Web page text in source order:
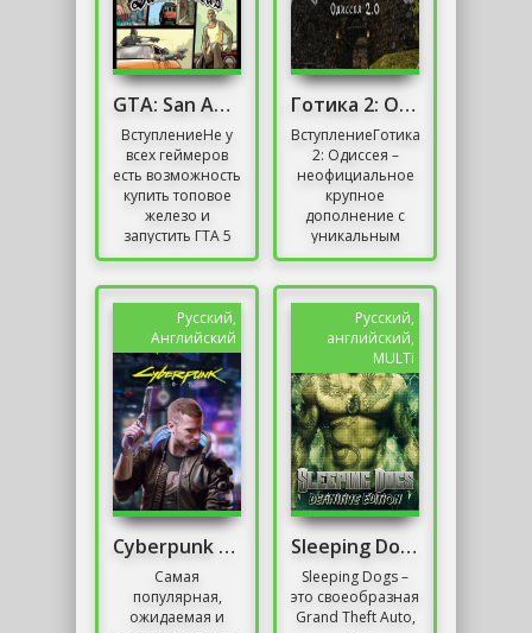
GTA: San Andreas "Красивый ENB для слабых PC"
ВступлениеНе у
всех геймеров
есть возможность
купить топовое
железо и
запустить ГТА 5
на высоких
решили прогнуть
систему под...
Готика 2: Одиссея / Gothic 2: Odyssey
ВступлениеГотика
2: Одиссея –
неофициальное
крупное
дополнение с
уникальным
сюжетом,
вторую часть и
«заполняющее»
период до...
Русский,
Английский
Cyberpunk 2077 Patch 1.0.4 (для всех пираток)
Самая
популярная,
ожидаемая и
Русский,
английский,
MULTi
Sleeping Dogs: Definitive Edition
Sleeping Dogs –
это своеобразная
Grand Theft Auto,